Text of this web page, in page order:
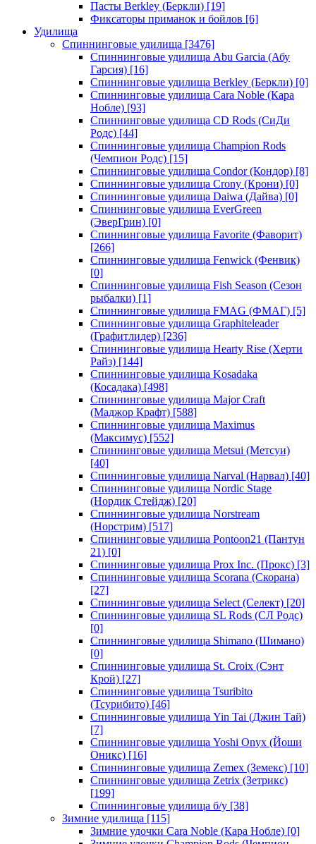
Пасты Berkley (Беркли) [19]
Фиксаторы приманок и бойлов [6]
Удилища
Спиннинговые удилища [3476]
Спиннинговые удилища Abu Garcia (Абу
Гарсия) [16]
Спиннинговые удилища Berkley (Беркли) [0]
Спиннинговые удилища Cara Noble (Кара
Нобле) [93]
Спиннинговые удилища CD Rods (СиДи
Родс) [44]
Спиннинговые удилища Champion Rods
(Чемпион Родс) [15]
Спиннинговые удилища Condor (Кондор) [8]
Спиннинговые удилища Crony (Крони) [0]
Спиннинговые удилища Daiwa (Дайва) [0]
Спиннинговые удилища EverGreen
(ЭверГрин) [0]
Спиннинговые удилища Favorite (Фаворит)
[266]
Спиннинговые удилища Fenwick (Фенвик)
[0]
Спиннинговые удилища Fish Season (Сезон
рыбалки) [1]
Спиннинговые удилища FMAG (ФМАГ) [5]
Спиннинговые удилища Graphiteleader
(Графитлидер) [236]
Спиннинговые удилища Hearty Rise (Херти
Райз) [144]
Спиннинговые удилища Kosadaka
(Косадака) [498]
Спиннинговые удилища Major Craft
(Маджор Крафт) [588]
Спиннинговые удилища Maximus
(Максимус) [552]
Спиннинговые удилища Metsui (Метсуи)
[40]
Спиннинговые удилища Narval (Нарвал) [40]
Спиннинговые удилища Nordic Stage
(Нордик Стейдж) [20]
Спиннинговые удилища Norstream
(Норстрим) [517]
Спиннинговые удилища Pontoon21 (Пантун
21) [0]
Спиннинговые удилища Prox Inc. (Прокс) [3]
Спиннинговые удилища Scorana (Скорана)
[27]
Спиннинговые удилища Select (Селект) [20]
Спиннинговые удилища SL Rods (СЛ Родс)
[0]
Спиннинговые удилища Shimano (Шимано)
[0]
Спиннинговые удилища St. Croix (Сэнт
Крой) [27]
Спиннинговые удилища Tsuribito
(Тсурибито) [46]
Спиннинговые удилища Yin Tai (Джин Тай)
[7]
Спиннинговые удилища Yoshi Onyx (Йоши
Оникс) [16]
Спиннинговые удилища Zemex (Земекс) [10]
Спиннинговые удилища Zetrix (Зетрикс)
[199]
Спиннинговые удилища б/у [38]
Зимние удилища [115]
Зимние удочки Cara Noble (Кара Нобле) [0]